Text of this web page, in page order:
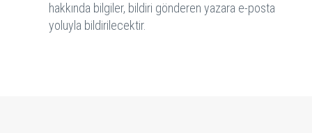
hakkında bilgiler, bildiri gönderen yazara e-posta
yoluyla bildirilecektir.